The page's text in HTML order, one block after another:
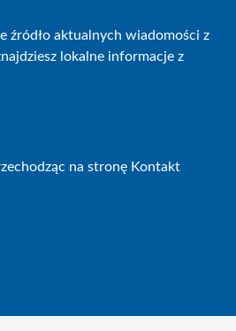
źródło aktualnych wiadomości z
lokalne informacje z
na stronę Kontakt